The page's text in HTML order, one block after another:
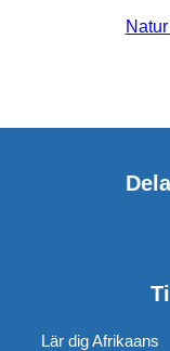
Lär dig Afrikaans